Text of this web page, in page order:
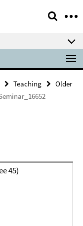
Teaching
Older
45)